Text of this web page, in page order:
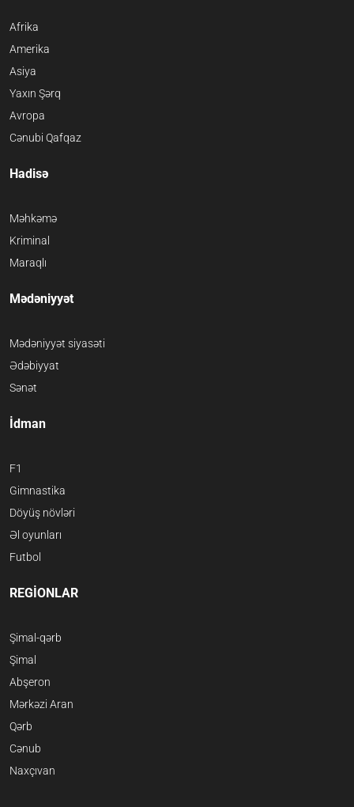
Afrika
Amerika
Asiya
Yaxın Şərq
Avropa
Cənubi Qafqaz
Hadisə
Məhkəmə
Kriminal
Maraqlı
Mədəniyyət
Mədəniyyət siyasəti
Ədəbiyyat
Sənət
İdman
F1
Gimnastika
Döyüş növləri
Əl oyunları
Futbol
REGİONLAR
Şimal-qərb
Şimal
Abşeron
Mərkəzi Aran
Qərb
Cənub
Naxçıvan